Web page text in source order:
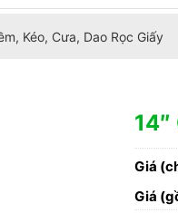
Kéo, Cưa, Dao Rọc Giấy
Giá
Giá